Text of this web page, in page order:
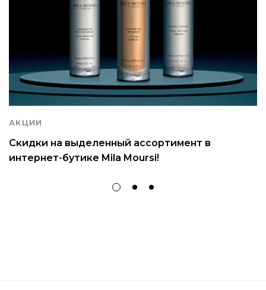
АКЦИИ
Скидки на выделенный ассортимент в
интернет-бутике Mila Moursi!